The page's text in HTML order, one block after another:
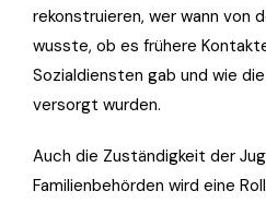
rekonstruieren, wer wann von
wusste, ob es frühere
Sozialdiensten gab und wie
versorgt wurden.
Auch die Zuständigkeit der
Familienbehörden wird eine